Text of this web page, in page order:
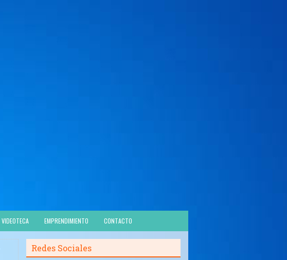
VIDEOTECA EMPRENDIMIENTO CONTACTO
Redes Sociales